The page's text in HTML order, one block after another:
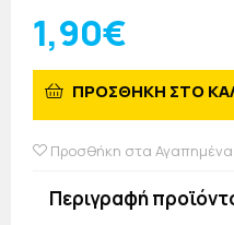
1,90€
ΠΡΟΣΘΗΚΗ ΣΤΟ
Προσθήκη στα Αγαπημένα
Περιγραφή